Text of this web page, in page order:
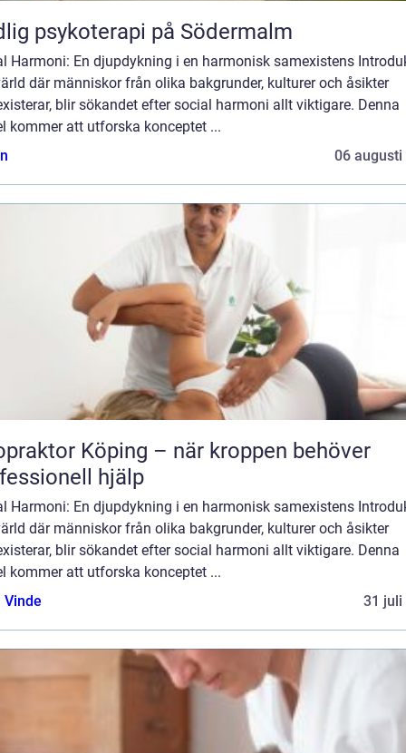
psykoterapi på Södermalm
Harmoni: En djupdykning i en harmonisk samexistens
där människor från olika bakgrunder, kulturer och åsikter
blir sökandet efter social harmoni allt viktigare. Denna
kommer att utforska konceptet ...
06 augusti
Köping – när kroppen behöver
hjälp
Harmoni: En djupdykning i en harmonisk samexistens
där människor från olika bakgrunder, kulturer och åsikter
blir sökandet efter social harmoni allt viktigare. Denna
kommer att utforska konceptet ...
Vinde
31 juli